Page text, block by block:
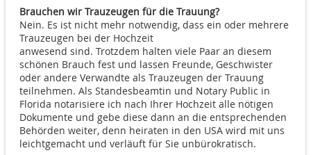
Brauchen wir Trauzeugen für die Trauung?
Nein. Es ist nicht mehr notwendig, dass ein oder mehrere
Trauzeugen bei der Hochzeit
anwesend sind. Trotzdem halten viele Paar an diesem
schönen Brauch fest und lassen Freunde, Geschwister
oder andere Verwandte als Trauzeugen der Trauung
teilnehmen. Als Standesbeamtin und Notary Public in
Florida notarisiere ich nach Ihrer Hochzeit alle nötigen
Dokumente und gebe diese dann an die entsprechenden
Behörden weiter, denn heiraten in den USA wird mit uns
leichtgemacht und verläuft für Sie unbürokratisch.